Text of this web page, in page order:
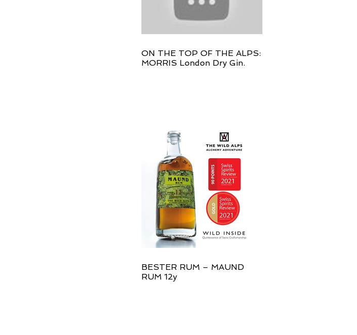
ON THE TOP OF THE ALPS:
MORRIS London Dry Gin.
BESTER RUM – MAUND
RUM 12y